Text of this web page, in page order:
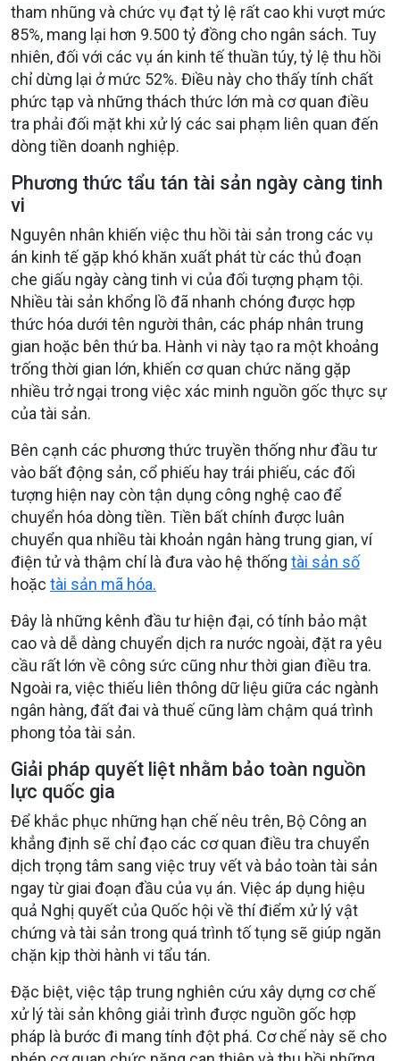
tham nhũng và chức vụ đạt tỷ lệ rất cao khi vượt mức
85%, mang lại hơn 9.500 tỷ đồng cho ngân sách. Tuy
nhiên, đối với các vụ án kinh tế thuần túy, tỷ lệ thu hồi
chỉ dừng lại ở mức 52%. Điều này cho thấy tính chất
phức tạp và những thách thức lớn mà cơ quan điều
tra phải đối mặt khi xử lý các sai phạm liên quan đến
dòng tiền doanh nghiệp.
Phương thức tẩu tán tài sản ngày càng tinh
vi
Nguyên nhân khiến việc thu hồi tài sản trong các vụ
án kinh tế gặp khó khăn xuất phát từ các thủ đoạn
che giấu ngày càng tinh vi của đối tượng phạm tội.
Nhiều tài sản khổng lồ đã nhanh chóng được hợp
thức hóa dưới tên người thân, các pháp nhân trung
gian hoặc bên thứ ba. Hành vi này tạo ra một khoảng
trống thời gian lớn, khiến cơ quan chức năng gặp
nhiều trở ngại trong việc xác minh nguồn gốc thực sự
của tài sản.
Bên cạnh các phương thức truyền thống như đầu tư
vào bất động sản, cổ phiếu hay trái phiếu, các đối
tượng hiện nay còn tận dụng công nghệ cao để
chuyển hóa dòng tiền. Tiền bất chính được luân
chuyển qua nhiều tài khoản ngân hàng trung gian, ví
điện tử và thậm chí là đưa vào hệ thống tài sản số
hoặc tài sản mã hóa.
Đây là những kênh đầu tư hiện đại, có tính bảo mật
cao và dễ dàng chuyển dịch ra nước ngoài, đặt ra yêu
cầu rất lớn về công sức cũng như thời gian điều tra.
Ngoài ra, việc thiếu liên thông dữ liệu giữa các ngành
ngân hàng, đất đai và thuế cũng làm chậm quá trình
phong tỏa tài sản.
Giải pháp quyết liệt nhằm bảo toàn nguồn
lực quốc gia
Để khắc phục những hạn chế nêu trên, Bộ Công an
khẳng định sẽ chỉ đạo các cơ quan điều tra chuyển
dịch trọng tâm sang việc truy vết và bảo toàn tài sản
ngay từ giai đoạn đầu của vụ án. Việc áp dụng hiệu
quả Nghị quyết của Quốc hội về thí điểm xử lý vật
chứng và tài sản trong quá trình tố tụng sẽ giúp ngăn
chặn kịp thời hành vi tẩu tán.
Đặc biệt, việc tập trung nghiên cứu xây dựng cơ chế
xử lý tài sản không giải trình được nguồn gốc hợp
pháp là bước đi mang tính đột phá. Cơ chế này sẽ cho